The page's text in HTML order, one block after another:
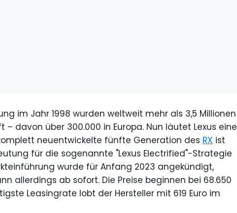
im Jahr 1998 wurden weltweit mehr als 3,5 Millionen
– davon über 300.000 in Europa. Nun läutet Lexus eine
neuentwickelte fünfte Generation des RX ist
für die sogenannte "Lexus Electrified"-Strategie
wurde für Anfang 2023 angekündigt,
allerdings ab sofort. Die Preise beginnen bei 68.650
Leasingrate lobt der Hersteller mit 619 Euro im